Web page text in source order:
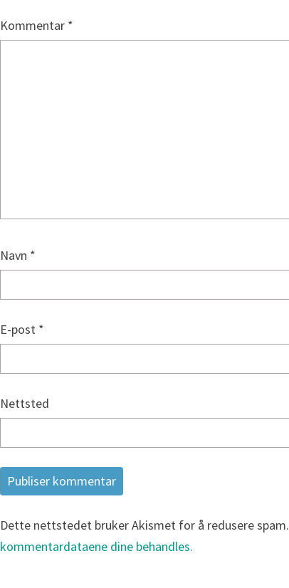
Kommentar *
Navn *
E-post *
Nettsted
Dette nettstedet bruker Akismet for å redusere spam.
kommentardataene dine behandles.